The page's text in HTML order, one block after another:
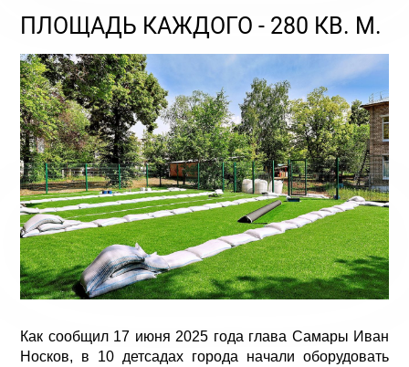
ПЛОЩАДЬ КАЖДОГО - 280 КВ. М.
Как сообщил 17 июня 2025 года глава Самары Иван
Носков, в 10 детсадах города начали оборудовать